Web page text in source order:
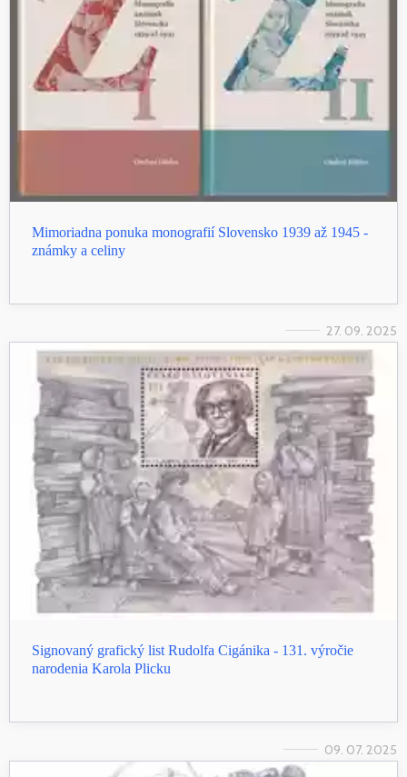
Mimoriadna ponuka monografií Slovensko 1939 až 1945 -
známky a celiny
27. 09. 2025
Signovaný grafický list Rudolfa Cigánika - 131. výročie
narodenia Karola Plicku
09. 07. 2025